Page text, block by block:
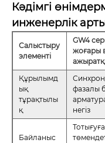
Кәдімгі
инженерлік
Салыстыру
элементі
GW4
жоғары
Құрылымд
ық
тұрақтылы
қ
фазалы
негіз
Байланыс
Тотығуға